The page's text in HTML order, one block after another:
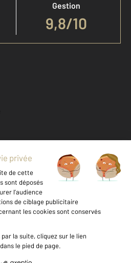
Gestion
9,8/10